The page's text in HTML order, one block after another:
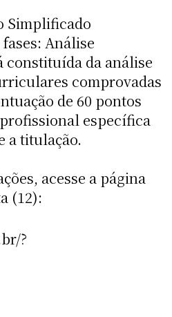
Simplificado
Análise
da análise
comprovadas
de 60 pontos
específica
a titulação.
acesse a página
(12):
?